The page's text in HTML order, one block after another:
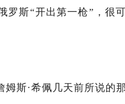
斯“开出第一枪”，很
斯·希佩几天前所说的